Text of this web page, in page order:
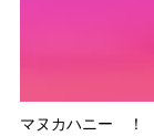
マヌカハニー ！